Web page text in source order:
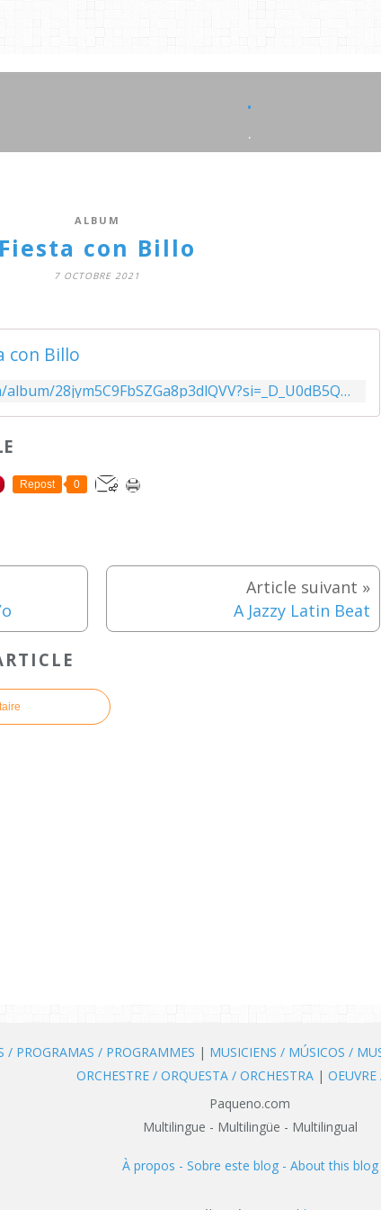
.
.
ALBUM
Fiesta con Billo
7 OCTOBRE 2021
con Billo
https://open.spotify.com/album/28jym5C9FbSZGa8p3dlQVV?si=_D_U0dB5Qn6nO1jK3kSlFA&utm_source=copy-link&dl_branch=1
Repost 0
A Jazzy Latin Beat
/ PROGRAMAS / PROGRAMMES | MUSICIENS / MÚSICOS /
ORCHESTRE / ORQUESTA / ORCHESTRA |
Paqueno.com
Multilingue - Multilingüe - Multilingual
À propos - Sobre este blog - About this blog